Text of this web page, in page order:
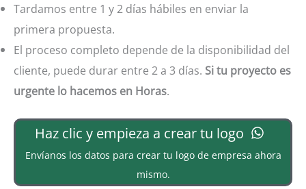
Tardamos entre 1 y 2 días hábiles en enviar la
primera propuesta.
El proceso completo depende de la disponibilidad del
cliente, puede durar entre 2 a 3 días. Si tu proyecto es
urgente lo hacemos en Horas.
Haz clic y empieza a crear tu logo
Envíanos los datos para crear tu logo de empresa ahora
mismo.